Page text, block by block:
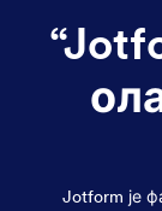
“
Jotform је